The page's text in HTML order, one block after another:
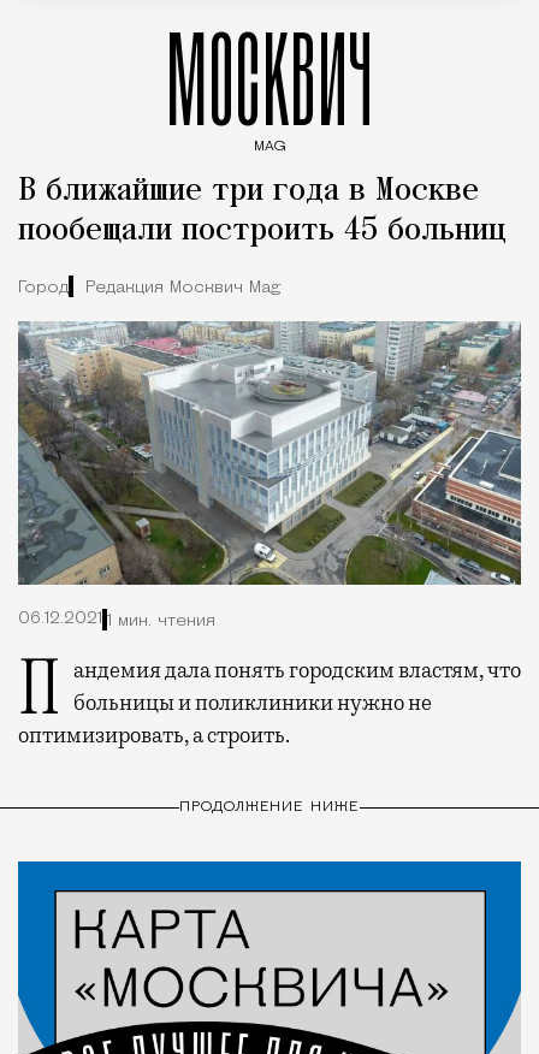
МОСКВИЧ
MAG
В ближайшие три года в Москве
пообещали построить 45 больниц
Город Редакция Москвич Mag
06.12.2021 1 мин. чтения
Пандемия дала понять городским властям, что
больницы и поликлиники нужно не
оптимизировать, а строить.
ПРОДОЛЖЕНИЕ НИЖЕ